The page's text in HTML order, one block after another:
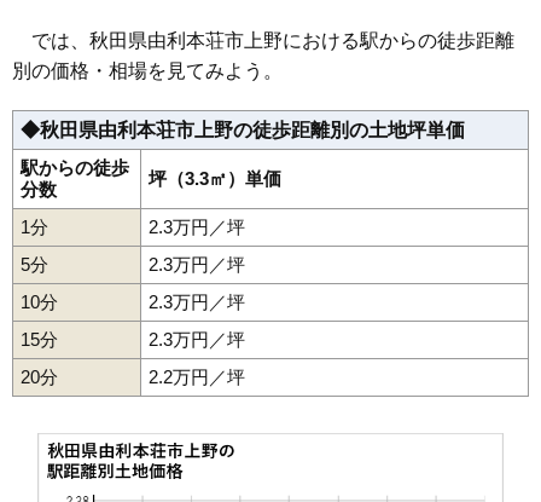
42 矢島町矢島町 2.2万円
44 土谷 2.1万円 503万円
45 西目町出戸
46
47 東鮎川
48 岩城勝手 1.7万円
49 西目町海士剥 1.6万円
50 矢島町元町 1.6万円
51 長坂 1.5万円
53 松ケ崎
54 大内三川
では、秋田県由利本荘市上野における駅からの徒歩距離
別の価格・相場を見てみよう。
◆秋田県由利本荘市上野の徒歩距離別の土地坪単価
駅からの徒歩
分数
坪（3.3㎡）単価
1分
2.3万円／坪
5分
2.3万円／坪
10分
2.3万円／坪
15分
2.3万円／坪
20分
2.2万円／坪